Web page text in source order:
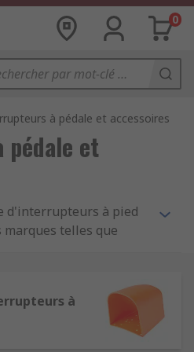
0
à pédale et accessoires
et
d'interrupteurs à pied
marques telles que
types à